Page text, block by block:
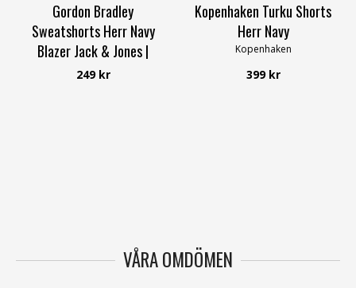
Gordon Bradley
Sweatshorts Herr Navy
Blazer Jack & Jones |
Smilebutiken
249 kr
Kopenhaken Turku Shorts
Herr Navy
Kopenhaken
399 kr
VÅRA OMDÖMEN